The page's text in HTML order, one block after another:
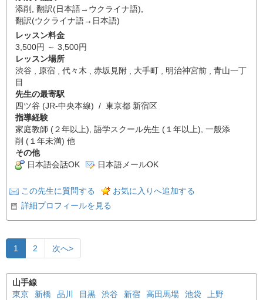
添削
翻訳(日本語→ウクライナ語)
翻訳(ウクライナ語→日本語)
レッスン料金
3,500円 ～ 3,500円
レッスン場所
渋谷 , 原宿 , 代々木 , 赤坂見附 , 大手町 , 明治神宮前 , 青山一丁
目
先生の最寄駅
四ツ谷 (JR-中央本線) / 東京都 新宿区
指導経験
家庭教師 (２年以上), 語学スクール先生 (１年以上), 一般添
削 (１年未満) 他
その他
日本語会話OK
日本語メールOK
この先生に質問する
お気に入りへ追加する
詳細プロフィールを見る
1 2 次へ>
山手線
東京
新橋 品川 目黒 渋谷 新宿 高田馬場 池袋
上野